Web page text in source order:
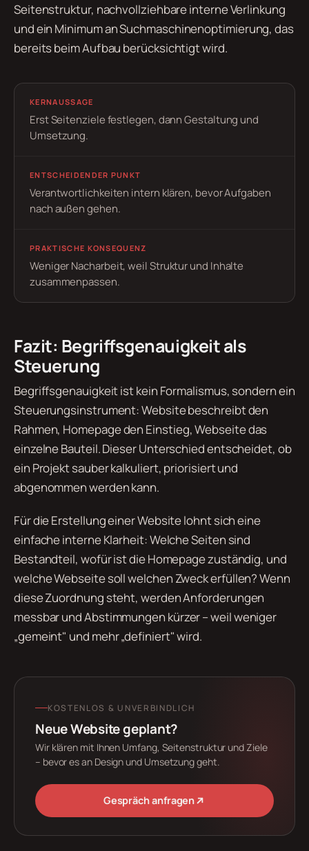
Seitenstruktur, nachvollziehbare interne Verlinkung
und ein Minimum an Suchmaschinenoptimierung, das
bereits beim Aufbau berücksichtigt wird.
KERNAUSSAGE
Erst Seitenziele festlegen, dann Gestaltung und
Umsetzung.
ENTSCHEIDENDER PUNKT
Verantwortlichkeiten intern klären, bevor Aufgaben
nach außen gehen.
PRAKTISCHE KONSEQUENZ
Weniger Nacharbeit, weil Struktur und Inhalte
zusammenpassen.
Fazit: Begriffsgenauigkeit als
Steuerung
Begriffsgenauigkeit ist kein Formalismus, sondern ein
Steuerungsinstrument: Website beschreibt den
Rahmen, Homepage den Einstieg, Webseite das
einzelne Bauteil. Dieser Unterschied entscheidet, ob
ein Projekt sauber kalkuliert, priorisiert und
abgenommen werden kann.
Für die Erstellung einer Website lohnt sich eine
einfache interne Klarheit: Welche Seiten sind
Bestandteil, wofür ist die Homepage zuständig, und
welche Webseite soll welchen Zweck erfüllen? Wenn
diese Zuordnung steht, werden Anforderungen
messbar und Abstimmungen kürzer – weil weniger
„gemeint" und mehr „definiert" wird.
KOSTENLOS & UNVERBINDLICH
Neue Website geplant?
Wir klären mit Ihnen Umfang, Seitenstruktur und Ziele
– bevor es an Design und Umsetzung geht.
Gespräch anfragen